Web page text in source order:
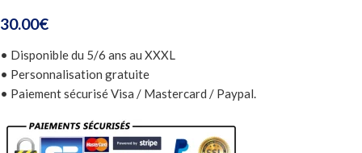
30.00€
• Disponible du 5/6 ans au XXXL
• Personnalisation gratuite
• Paiement sécurisé Visa / Mastercard / Paypal.